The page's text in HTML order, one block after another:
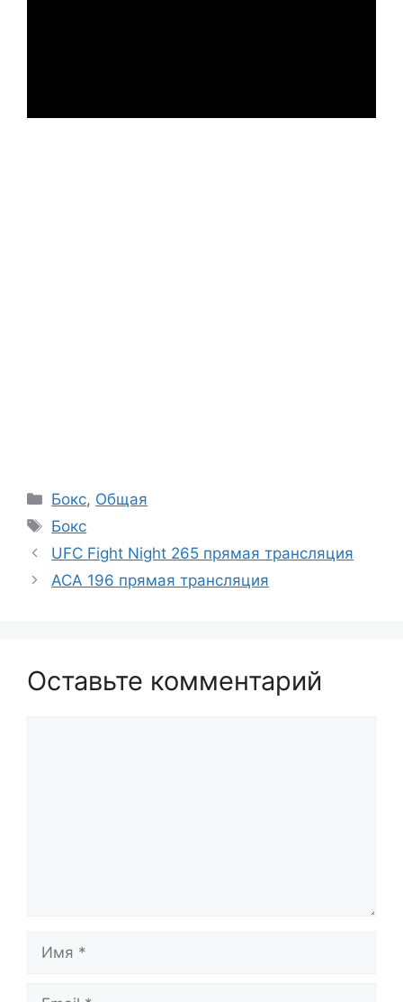
Рубрики
Бокс, Общая
Метки
Бокс
UFC Fight Night 265 прямая трансляция
ACA 196 прямая трансляция
Оставьте комментарий